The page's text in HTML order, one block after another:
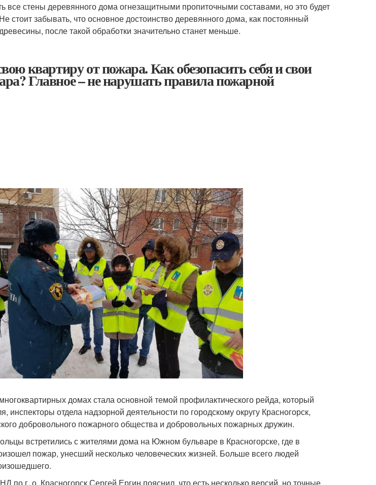
все стены деревянного дома огнезащитными пропиточными составами, но это будет
стоит забывать, что основное достоинство деревянного дома, как постоянный
после такой обработки значительно станет меньше.
квартиру от пожара. Как обезопасить себя и свои
Главное – не нарушать правила пожарной
домах стала основной темой профилактического рейда, который
инспекторы отдела надзорной деятельности по городскому округу Красногорск,
добровольного пожарного общества и добровольных пожарных дружин.
встретились с жителями дома на Южном бульваре в Красногорске, где в
пожар, унесший несколько человеческих жизней. Больше всего людей